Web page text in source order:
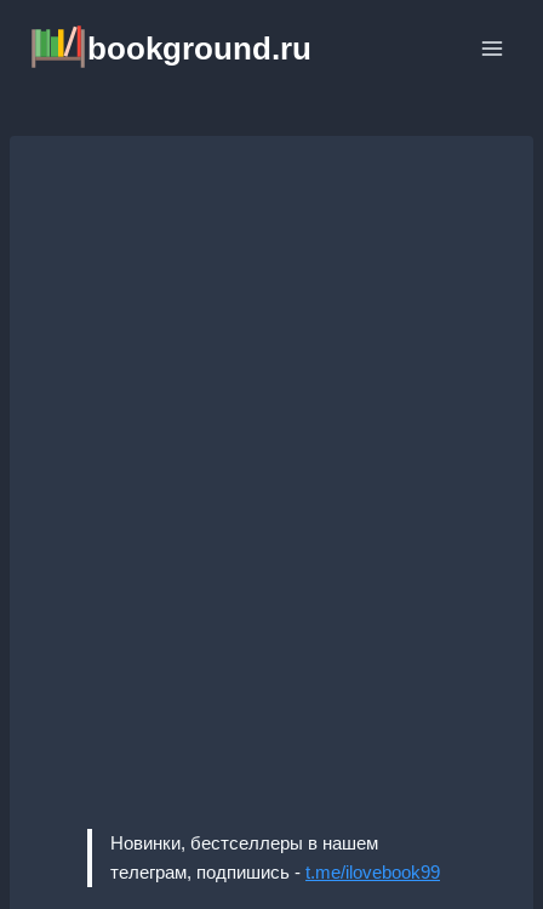
содержимому
bookground.ru
Новинки, бестселлеры в нашем
телеграм, подпишись - t.me/ilovebook99